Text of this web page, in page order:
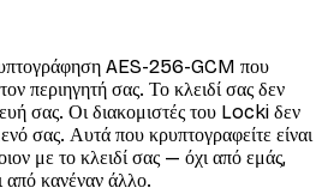
AES-256-GCM που
περιηγητή σας. Το κλειδί σας δεν
σας. Οι διακομιστές του Locki δεν
σας. Αυτά που κρυπτογραφείτε είναι
με το κλειδί σας — όχι από εμάς,
από κανέναν άλλο.